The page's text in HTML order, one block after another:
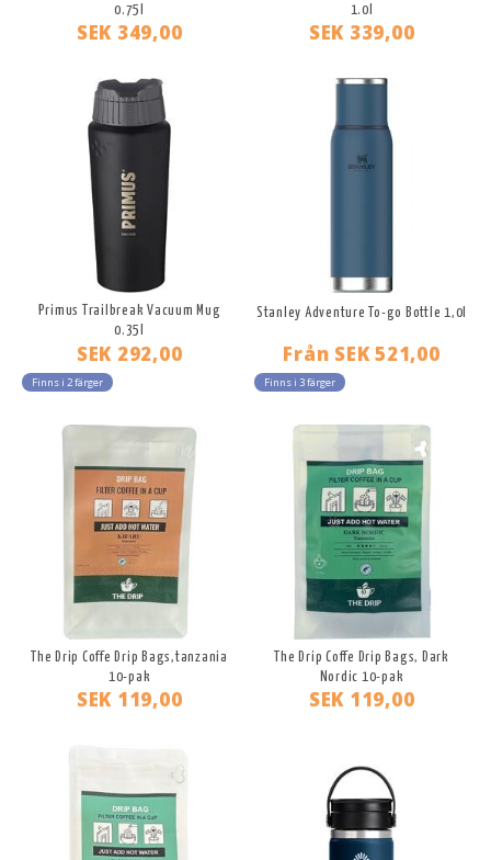
0.75l
SEK 349,00
1.0l
SEK 339,00
Primus Trailbreak Vacuum Mug
0.35l
SEK 292,00
Finns i 2 färger
Stanley Adventure To-go Bottle 1,0l
Från SEK 521,00
Finns i 3 färger
The Drip Coffe Drip Bags,tanzania
10-pak
SEK 119,00
The Drip Coffe Drip Bags, Dark
Nordic 10-pak
SEK 119,00